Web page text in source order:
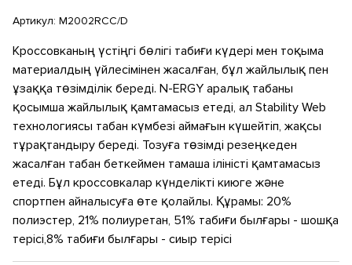
Артикул: M2002RCC/D
Кроссовканың үстіңгі бөлігі табиғи күдері мен тоқыма
материалдың үйлесімінен жасалған, бұл жайлылық пен
ұзаққа төзімділік береді. N-ERGY аралық табаны
қосымша жайлылық қамтамасыз етеді, ал Stability Web
технологиясы табан күмбезі аймағын күшейтіп, жақсы
тұрақтандыру береді. Тозуға төзімді резеңкеден
жасалған табан беткеймен тамаша іліністі қамтамасыз
етеді. Бұл кроссовкалар күнделікті киюге және
спортпен айналысуға өте қолайлы. Құрамы: 20%
полиэстер, 21% полиуретан, 51% табиғи былғары - шошқа
терісі,8% табиғи былғары - сиыр терісі